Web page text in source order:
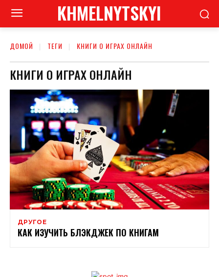
KHMELNYTSKYI
ДОМОЙ ТЕГИ КНИГИ О ИГРАХ ОНЛАЙН
КНИГИ О ИГРАХ ОНЛАЙН
ДРУГОЕ
КАК ИЗУЧИТЬ БЛЭКДЖЕК ПО КНИГАМ